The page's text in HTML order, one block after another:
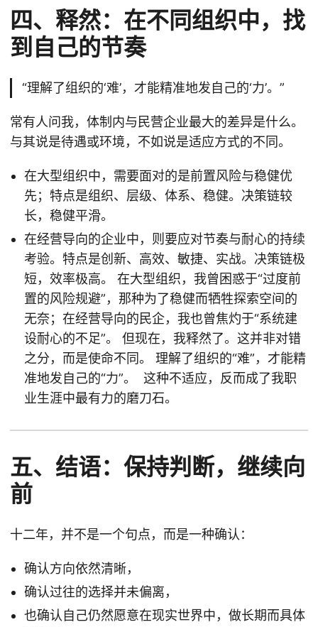
四、释然：在不同组织中，找
到自己的节奏
“理解了组织的‘难’，才能精准地发自己的‘力’。”
常有人问我，体制内与民营企业最大的差异是什么。
与其说是待遇或环境，不如说是适应方式的不同。
在大型组织中，需要面对的是前置风险与稳健优
先；特点是组织、层级、体系、稳健。决策链较
长，稳健平滑。
在经营导向的企业中，则要应对节奏与耐心的持续
考验。特点是创新、高效、敏捷、实战。决策链极
短，效率极高。 在大型组织，我曾困惑于“过度前
置的风险规避”，那种为了稳健而牺牲探索空间的
无奈；在经营导向的民企，我也曾焦灼于“系统建
设耐心的不足”。 但现在，我释然了。这并非对错
之分，而是使命不同。 理解了组织的“难”，才能精
准地发自己的“力”。 这种不适应，反而成了我职
业生涯中最有力的磨刀石。
五、结语：保持判断，继续向
前
十二年，并不是一个句点，而是一种确认：
确认方向依然清晰，
确认过往的选择并未偏离，
也确认自己仍然愿意在现实世界中，做长期而具体